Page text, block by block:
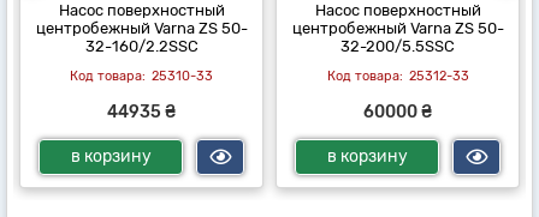
Насос поверхностный
центробежный Varna ZS 50-
32-160/2.2SSC
25310-33
44935 ₴
в корзину
Насос поверхностный
центробежный Varna ZS 50-
32-200/5.5SSC
25312-33
60000 ₴
в корзину